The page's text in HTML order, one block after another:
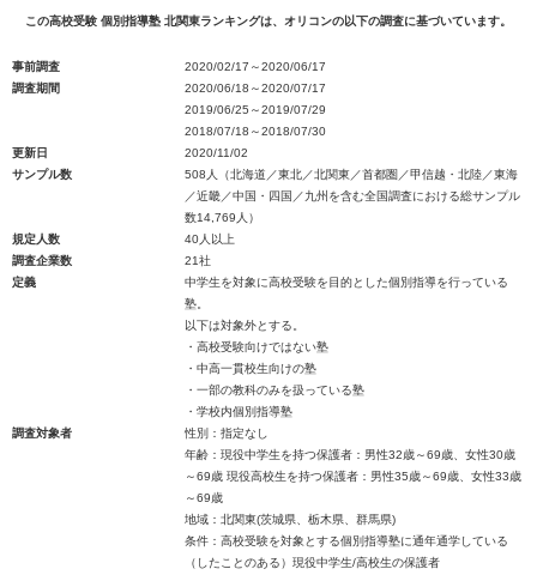
この高校受験 個別指導塾 北関東ランキングは、オリコンの以下の調査に基づいています。
事前調査
2020/02/17～2020/06/17
調査期間
2020/06/18～2020/07/17
2019/06/25～2019/07/29
2018/07/18～2018/07/30
更新日
2020/11/02
サンプル数
508人（北海道／東北／北関東／首都圏／甲信越・北陸／東海
／近畿／中国・四国／九州を含む全国調査における総サンプル
数14,769人）
規定人数
40人以上
調査企業数
21社
定義
中学生を対象に高校受験を目的とした個別指導を行っている
塾。
以下は対象外とする。
・高校受験向けではない塾
・中高一貫校生向けの塾
・一部の教科のみを扱っている塾
・学校内個別指導塾
調査対象者
性別：指定なし
年齢：現役中学生を持つ保護者：男性32歳～69歳、女性30歳
～69歳 現役高校生を持つ保護者：男性35歳～69歳、女性33歳
～69歳
地域：北関東(茨城県、栃木県、群馬県)
条件：高校受験を対象とする個別指導塾に通年通学している
（したことのある）現役中学生/高校生の保護者